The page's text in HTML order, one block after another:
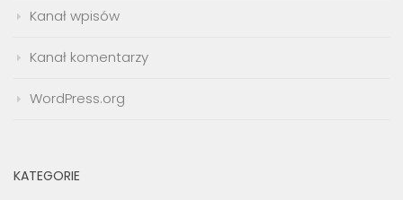
Kanał wpisów
Kanał komentarzy
WordPress.org
KATEGORIE